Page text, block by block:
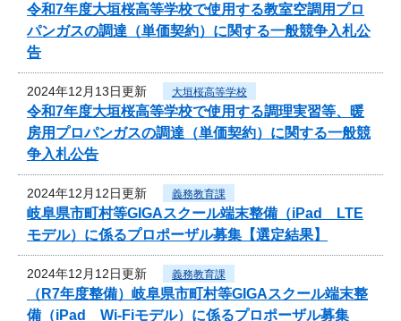
令和7年度大垣桜高等学校で使用する教室空調用プロ
パンガスの調達（単価契約）に関する一般競争入札公
告
2024年12月13日更新 大垣桜高等学校
令和7年度大垣桜高等学校で使用する調理実習等、暖
房用プロパンガスの調達（単価契約）に関する一般競
争入札公告
2024年12月12日更新 義務教育課
岐阜県市町村等GIGAスクール端末整備（iPad LTE
モデル）に係るプロポーザル募集【選定結果】
2024年12月12日更新 義務教育課
（R7年度整備）岐阜県市町村等GIGAスクール端末整
備（iPad Wi-Fiモデル）に係るプロポーザル募集